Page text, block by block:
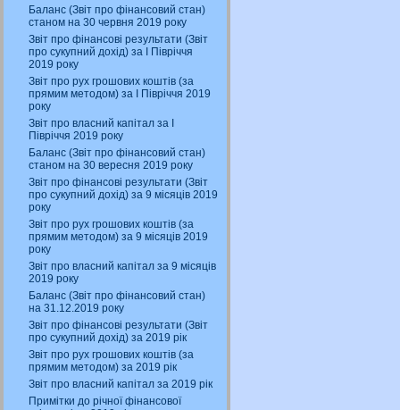
Баланс (Звіт про фінансовий стан)
станом на 30 червня 2019 року
Звіт про фінансові результати (Звіт
про сукупний дохід) за І Півріччя
2019 року
Звіт про рух грошових коштів (за
прямим методом) за І Півріччя 2019
року
Звіт про власний капітал за І
Півріччя 2019 року
Баланс (Звіт про фінансовий стан)
станом на 30 вересня 2019 року
Звіт про фінансові результати (Звіт
про сукупний дохід) за 9 місяців 2019
року
Звіт про рух грошових коштів (за
прямим методом) за 9 місяців 2019
року
Звіт про власний капітал за 9 місяців
2019 року
Баланс (Звіт про фінансовий стан)
на 31.12.2019 року
Звіт про фінансові результати (Звіт
про сукупний дохід) за 2019 рік
Звіт про рух грошових коштів (за
прямим методом) за 2019 рік
Звіт про власний капітал за 2019 рік
Примітки до річної фінансової